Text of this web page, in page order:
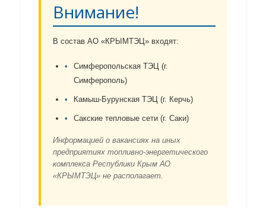
Внимание!
В состав АО «КРЫМТЭЦ» входят:
Симферопольская ТЭЦ (г.
Симферополь)
Камыш-Бурунская ТЭЦ (г. Керчь)
Сакские тепловые сети (г. Саки)
Информацией о вакансиях на иных
предприятиях топливно-энергетического
комплекса Республики Крым АО
«КРЫМТЭЦ» не располагает.